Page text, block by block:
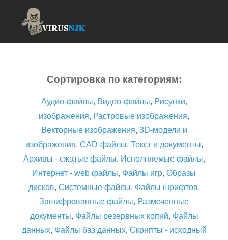
Сортировка по категориям:
Аудио-файлы, Видео-файлы, Рисунки,
изображения, Растровые изображения,
Векторные изображения, 3D-модели и
изображения, CAD-файлы, Текст и документы,
Архивы - сжатые файлы, Исполняемые файлы,
Интернет - web файлы, Файлы игр, Образы
дисков, Системные файлы, Файлы шрифтов,
Зашифрованные файлы, Размеченные
документы, Файлы резервных копий, Файлы
данных, Файлы баз данных, Скрипты - исходный